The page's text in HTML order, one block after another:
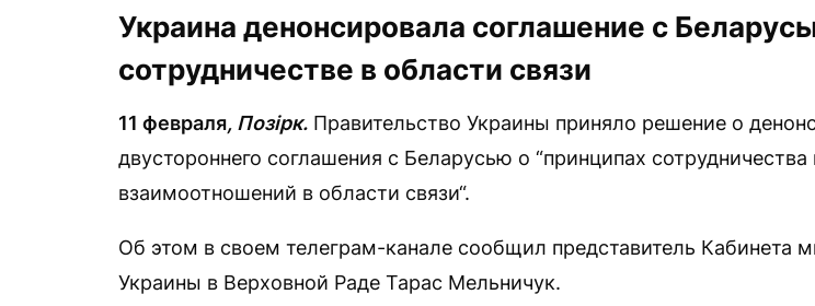
Украина денонсировала соглашение с
сотрудничестве в области связи
11 февраля, Позірк. Правительство Украины приняло решение о
двустороннего соглашения с Беларусью о “принципах сотрудничества
взаимоотношений в области связи“.
Об этом в своем телеграм-канале сообщил представитель Кабинета
Украины в Верховной Раде Тарас Мельничук.